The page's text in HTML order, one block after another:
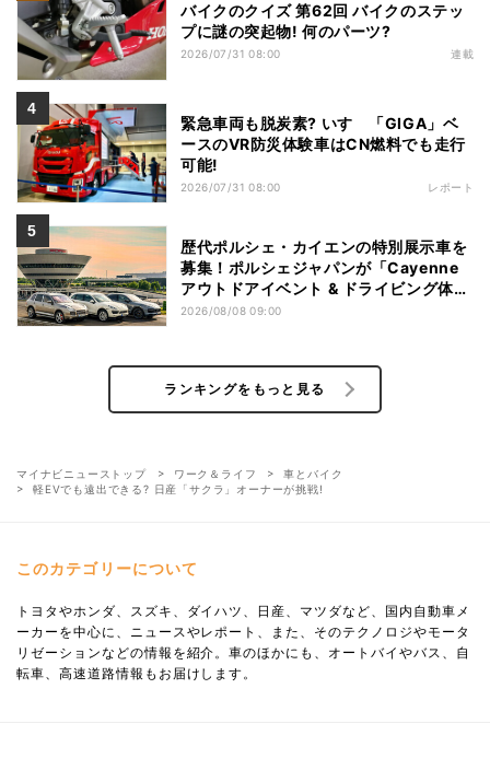
バイクのクイズ 第62回 バイクのステッ
プに謎の突起物! 何のパーツ?
2026/07/31 08:00 連載
緊急車両も脱炭素? いすゞ「GIGA」ベ
ースのVR防災体験車はCN燃料でも走行
可能!
2026/07/31 08:00 レポート
歴代ポルシェ・カイエンの特別展示車を
募集！ポルシェジャパンが「Cayenne
アウトドアイベント & ドライビング体
験」を開催
2026/08/08 09:00
ランキングをもっと見る
マイナビニューストップ ワーク＆ライフ
車とバイク
軽EVでも遠出できる? 日産「サクラ」オーナーが挑戦!
このカテゴリーについて
トヨタやホンダ、スズキ、ダイハツ、日産、マツダなど、国内自動車メ
ーカーを中心に、ニュースやレポート、また、そのテクノロジやモータ
リゼーションなどの情報を紹介。車のほかにも、オートバイやバス、自
転車、高速道路情報もお届けします。